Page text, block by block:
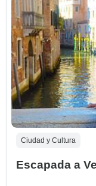
Ciudad y Cultura
Escapada a